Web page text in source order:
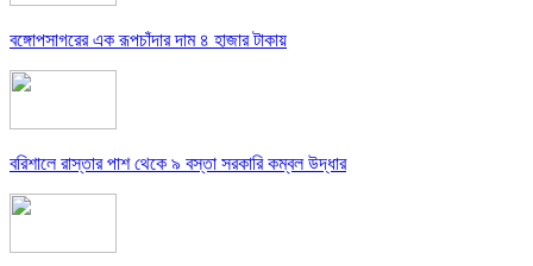
বঙ্গোপসাগরের এক রূপচাঁদার দাম ৪ হাজার টাকায়
বরিশালে রাস্তার পাশ থেকে ৯ বস্তা সরকারি কম্বল উদ্ধার